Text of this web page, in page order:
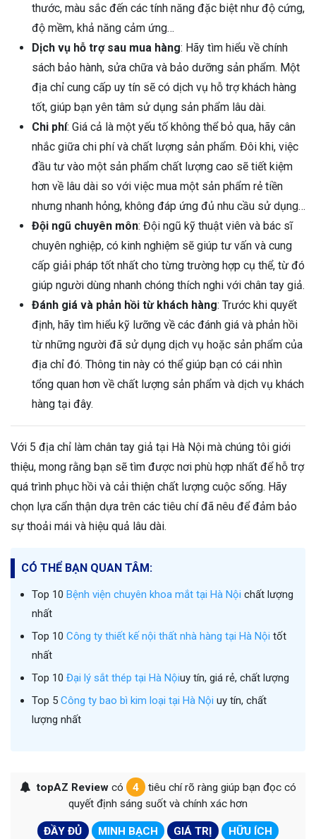
thước, màu sắc đến các tính năng đặc biệt như độ cứng,
độ mềm, khả năng cảm ứng…
Dịch vụ hỗ trợ sau mua hàng: Hãy tìm hiểu về chính
sách bảo hành, sửa chữa và bảo dưỡng sản phẩm. Một
địa chỉ cung cấp uy tín sẽ có dịch vụ hỗ trợ khách hàng
tốt, giúp bạn yên tâm sử dụng sản phẩm lâu dài.
Chi phí: Giá cả là một yếu tố không thể bỏ qua, hãy cân
nhắc giữa chi phí và chất lượng sản phẩm. Đôi khi, việc
đầu tư vào một sản phẩm chất lượng cao sẽ tiết kiệm
hơn về lâu dài so với việc mua một sản phẩm rẻ tiền
nhưng nhanh hỏng, không đáp ứng đủ nhu cầu sử dụng…
Đội ngũ chuyên môn: Đội ngũ kỹ thuật viên và bác sĩ
chuyên nghiệp, có kinh nghiệm sẽ giúp tư vấn và cung
cấp giải pháp tốt nhất cho từng trường hợp cụ thể, từ đó
giúp người dùng nhanh chóng thích nghi với chân tay giả.
Đánh giá và phản hồi từ khách hàng: Trước khi quyết
định, hãy tìm hiểu kỹ lưỡng về các đánh giá và phản hồi
từ những người đã sử dụng dịch vụ hoặc sản phẩm của
địa chỉ đó. Thông tin này có thể giúp bạn có cái nhìn
tổng quan hơn về chất lượng sản phẩm và dịch vụ khách
hàng tại đây.
Với 5 địa chỉ làm chân tay giả tại Hà Nội mà chúng tôi giới
thiệu, mong rằng bạn sẽ tìm được nơi phù hợp nhất để hỗ trợ
quá trình phục hồi và cải thiện chất lượng cuộc sống. Hãy
chọn lựa cẩn thận dựa trên các tiêu chí đã nêu để đảm bảo
sự thoải mái và hiệu quả lâu dài.
CÓ THỂ BẠN QUAN TÂM:
Top 10 Bệnh viện chuyên khoa mắt tại Hà Nội chất lượng
nhất
Top 10 Công ty thiết kế nội thất nhà hàng tại Hà Nội tốt
nhất
Top 10 Đại lý sắt thép tại Hà Nộiuy tín, giá rẻ, chất lượng
Top 5 Công ty bao bì kim loại tại Hà Nội uy tín, chất
lượng nhất
topAZ Reviewcó 4
tiêu chí rõ ràng giúp bạn đọc có
quyết định sáng suốt và chính xác hơn
ĐẦY ĐỦ MINH BẠCH GIÁ TRỊ HỮU ÍCH